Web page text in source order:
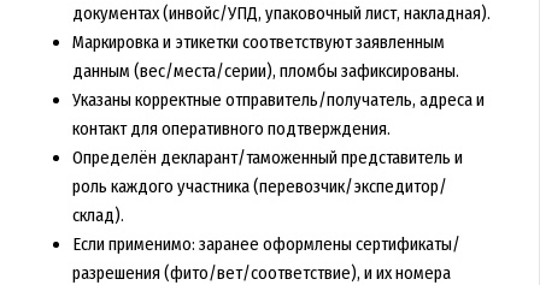
документах (инвойс/УПД, упаковочный лист, накладная).
Маркировка и этикетки соответствуют заявленным
данным (вес/места/серии), пломбы зафиксированы.
Указаны корректные отправитель/получатель, адреса и
контакт для оперативного подтверждения.
Определён декларант/таможенный представитель и
роль каждого участника (перевозчик/экспедитор/
склад).
Если применимо: заранее оформлены сертификаты/
разрешения (фито/вет/соответствие), и их номера